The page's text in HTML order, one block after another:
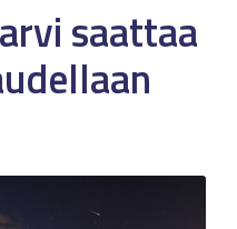
saattaa